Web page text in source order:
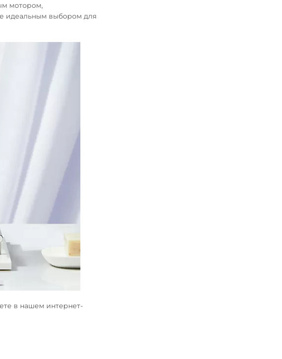
мотором,
идеальным выбором для
в нашем интернет-